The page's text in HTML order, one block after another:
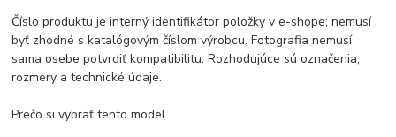
Číslo produktu je interný identifikátor položky v e-shope; nemusí
byť zhodné s katalógovým číslom výrobcu. Fotografia nemusí
sama osebe potvrdiť kompatibilitu. Rozhodujúce sú označenia,
rozmery a technické údaje.
Prečo si vybrať tento model